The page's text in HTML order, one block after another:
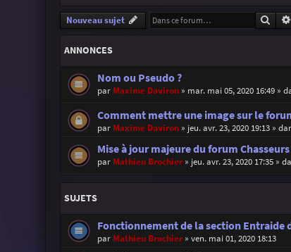
Nouveau sujet
ANNONCES
Nom ou Pseudo ?
par Maxime Daviron» mar. mai 05, 2020 16:49»
Comment mettre une image sur le
par Maxime Daviron» jeu. avr. 23, 2020 19:13»
Mise à jour majeure du forum
par Mathieu Brochier» jeu. avr. 23, 2020 17:35»
SUJETS
Fonctionnement de la section Entraide
par Mathieu Brochier» ven. mai 01, 2020 18:13